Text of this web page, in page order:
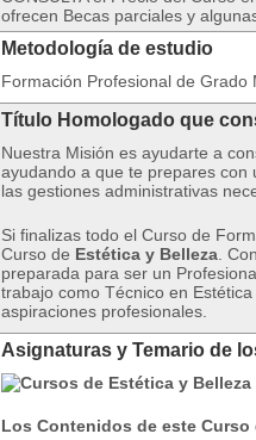
ofrecen Becas parciales y
Metodología de estudio
Formación Profesional de Grado
Título Homologado que
Nuestra Misión es ayudarte a
ayudando a que te prepares con
las gestiones administrativas
Si finalizas todo el Curso de
Curso de Estética y Belleza .
preparada para ser un
trabajo como Técnico en
aspiraciones profesionales.
Asignaturas y Temario de
Los Contenidos de este